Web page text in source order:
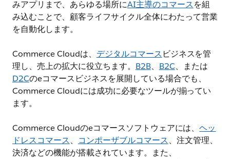
みアプリまで、あらゆる場所にAI主導のコマースを組
み込むことで、顧客ライフサイクル全体にわたって営業
を自動化します。
Commerce Cloudは、 デジタルコマース ビジネスを管
理し、売上の拡大に役立ちます。 B2B、 B2C、または
D2Cのeコマースビジネスを展開している場合でも、
Commerce Cloudには成功に必要なツールが揃ってい
ます。
Commerce Cloudのeコマースソフトウェアには、ヘッ
ドレスコマース、 コンポーザブルコマース、注文管理、
決済などの機能が搭載されています。また、